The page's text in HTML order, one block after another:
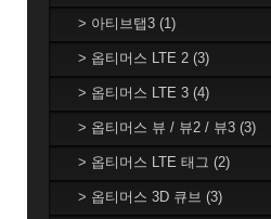
> 아티브탭3 (1)
> 옵티머스 LTE 2 (3)
> 옵티머스 LTE 3 (4)
> 옵티머스 뷰 / 뷰2 / 뷰3 (3)
> 옵티머스 LTE 태그 (2)
> 옵티머스 3D 큐브 (3)